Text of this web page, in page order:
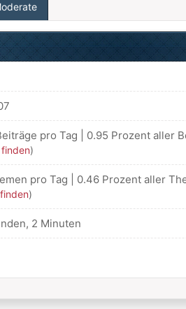
pro Tag | 0.95 Prozent aller
)
pro Tag | 0.46 Prozent aller
)
2 Minuten